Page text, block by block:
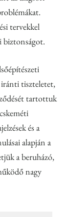
tervekkel
biztonságot.
iránti tiszteletet,
tartottuk
és a
alapján a
a beruházó,
nagy